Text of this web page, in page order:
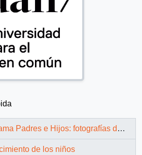
Padres e Hijos: fotografías de Juan Maino
de los niños